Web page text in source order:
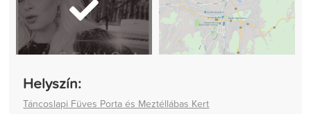
Helyszín:
Táncoslapi Füves Porta és Meztéllábas Kert